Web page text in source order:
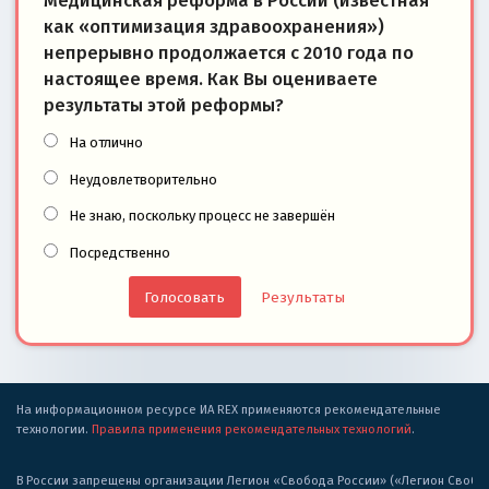
как «оптимизация здравоохранения»)
непрерывно продолжается с 2010 года по
настоящее время. Как Вы оцениваете
результаты этой реформы?
На отлично
Неудовлетворительно
Не знаю, поскольку процесс не завершён
Посредственно
Результаты
На информационном ресурсе ИА REX применяются рекомендательные
технологии. Правила применения рекомендательных технологий.
В России запрещены организации Легион «Свобода России» («Легион